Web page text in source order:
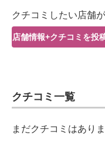
製造業のIT導入・活用
エレクトロニクス専門
電子設計の基本と応用
クチコミしたい店舗
店舗情報+クチコミを投
クチコミ一覧
まだクチコミはあり